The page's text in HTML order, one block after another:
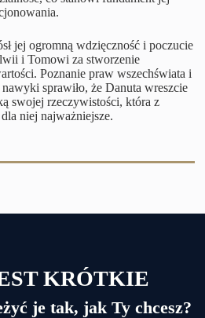
jej ogromną wdzięczność i poczucie
i Tomowi za stworzenie
Poznanie praw wszechświata i
sprawiło, że Danuta wreszcie
swojej rzeczywistości, która z
niej najważniejsze.
KRÓTKIE
je tak, jak Ty chcesz?